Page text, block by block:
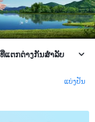
ແຕກຕ່າງກັນສໍາລັບ
ແບ່ງປັນ